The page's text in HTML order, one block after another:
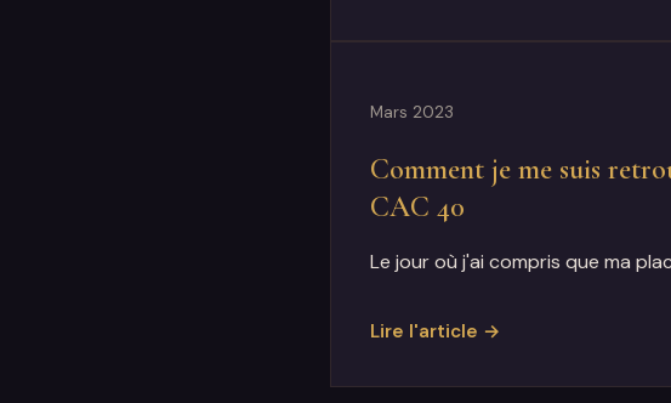
Mars 2023
Comment je me suis
CAC 40
Le jour où j'ai compris que ma
Lire l'article →